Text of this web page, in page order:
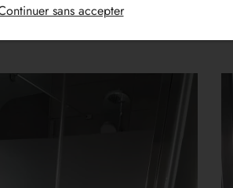
sans accepter